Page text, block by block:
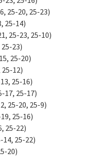
25-20, 25-23)
25-14)
25-23, 25-10)
23)
25-20)
12)
25-16)
17, 25-17)
25-20, 25-9)
25-16)
25-22)
14, 25-22)
20)